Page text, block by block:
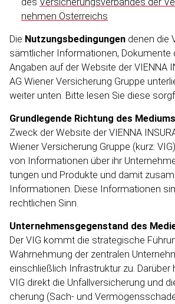
nehmen Österreichs
Die Nutzungs­be­din­gungen denen die
sämtlicher Informa­tionen, Dokumente
Angaben auf der Website der VIENNA
AG Wiener Versicherung Gruppe
weiter unten. Bitte lesen Sie diese
Grundlegende Richtung des Mediums
Zweck der Website der VIENNA
Wiener Versicherung Gruppe (kurz:
von Informa­tionen über ihr
tungen und Produkte und damit
Informa­tionen. Diese Informa­tionen
rechtlichen Sinn.
Unterneh­mens­ge­genstand des
Der VIG kommt die strate­gische
Wahrnehmung der zentralen
einschließlich Infrastruktur zu. Darüber
VIG direkt die Unfall­ver­si­cherung und
cherung (Sach- und